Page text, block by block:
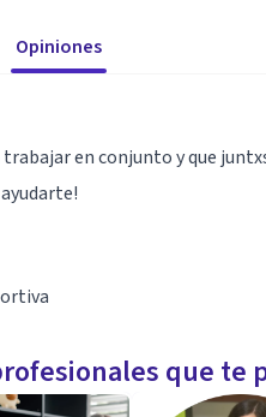
Opiniones
en conjunto y que
que te